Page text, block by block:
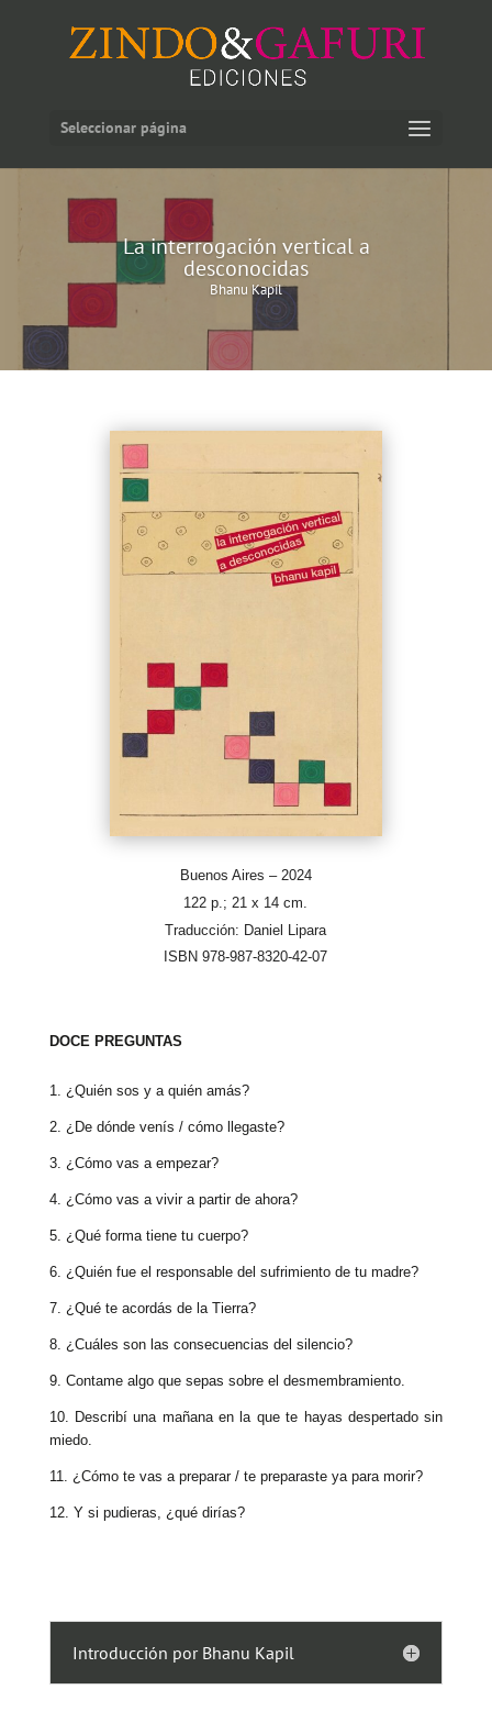
Seleccionar página
La interrogación vertical a
desconocidas
Bhanu Kapil
Buenos Aires – 2024
122 p.; 21 x 14 cm.
Traducción: Daniel Lipara
ISBN 978-987-8320-42-07
DOCE PREGUNTAS
1. ¿Quién sos y a quién amás?
2. ¿De dónde venís / cómo llegaste?
3. ¿Cómo vas a empezar?
4. ¿Cómo vas a vivir a partir de ahora?
5. ¿Qué forma tiene tu cuerpo?
6. ¿Quién fue el responsable del sufrimiento de tu madre?
7. ¿Qué te acordás de la Tierra?
8. ¿Cuáles son las consecuencias del silencio?
9. Contame algo que sepas sobre el desmembramiento.
10. Describí una mañana en la que te hayas despertado sin
miedo.
11. ¿Cómo te vas a preparar / te preparaste ya para morir?
12. Y si pudieras, ¿qué dirías?
Introducción por Bhanu Kapil